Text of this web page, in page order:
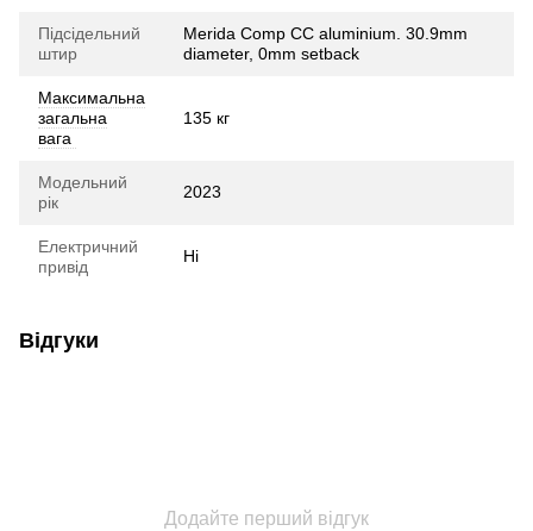
Підсідельний
штир
Merida Comp CC aluminium. 30.9mm
diameter, 0mm setback
Максимальна
загальна
вага
135 кг
Модельний
рік
2023
Електричний
привід
Ні
Відгуки
Додайте перший відгук